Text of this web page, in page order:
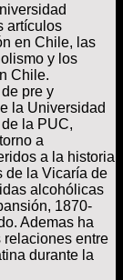
artículos
en Chile, las
y los
Chile.
pre y
la Universidad
la PUC,
a
a la historia
de la Vicaría de
alcohólicas
1870-
Ademas ha
relaciones entre
durante la